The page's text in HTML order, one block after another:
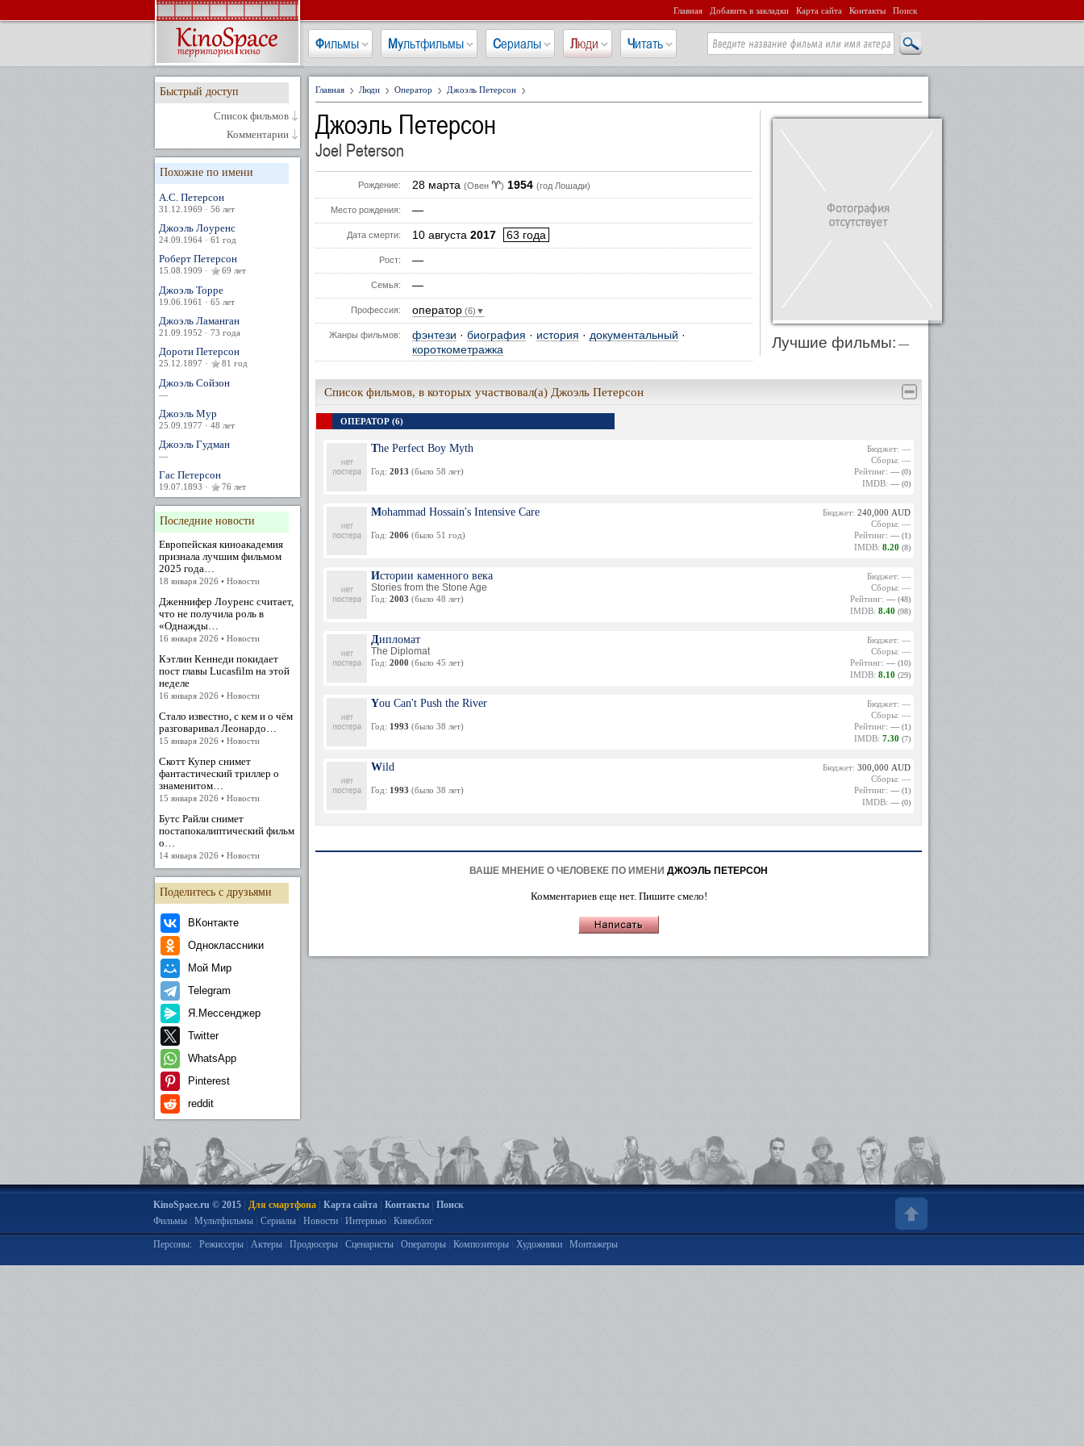
Главная Добавить в закладки Карта сайта Контакты Поиск
Фильмы Мультфильмы Сериалы Люди Читать
Быстрый доступ
Список фильмов
Комментарии
Похожие по имени
А.С. Петерсон
31.12.1969 · 56 лет
Джоэль Лоуренс
24.09.1964 · 61 год
Роберт Петерсон
15.08.1909 · 69 лет
Джоэль Торре
19.06.1961 · 65 лет
Джоэль Ламанган
21.09.1952 · 73 года
Дороти Петерсон
25.12.1897 · 81 год
Джоэль Сойзон
—
Джоэль Мур
25.09.1977 · 48 лет
Джоэль Гудман
—
Гас Петерсон
19.07.1893 · 76 лет
Последние новости
Европейская киноакадемия
признала лучшим фильмом
2025 года…
18 января 2026 • Новости
Дженнифер Лоуренс считает,
что не получила роль в
«Однажды…
16 января 2026 • Новости
Кэтлин Кеннеди покидает
пост главы Lucasfilm на этой
неделе
16 января 2026 • Новости
Стало известно, с кем и о чём
разговаривал Леонардо…
15 января 2026 • Новости
Скотт Купер снимет
фантастический триллер о
знаменитом…
15 января 2026 • Новости
Бутс Райли снимет
постапокалиптический фильм
о…
14 января 2026 • Новости
Поделитесь с друзьями
ВКонтакте
Одноклассники
Мой Мир
Telegram
Я.Мессенджер
Twitter
WhatsApp
Pinterest
reddit
Главная Люди Оператор Джоэль Петерсон
Джоэль Петерсон
Joel Peterson
Рождение: 28 марта (Овен ♈) 1954 (год Лошади)
Место рождения: —
Дата смерти: 10 августа 2017 63 года
Рост: —
Семья: —
Профессия: оператор (6)▼
Жанры фильмов: фэнтези · биография · история · документальный ·
короткометражка
Лучшие фильмы: —
Список фильмов, в которых участвовал(а) Джоэль Петерсон
ОПЕРАТОР (6)
The Perfect Boy Myth
Год: 2013 (было 58 лет)
Бюджет: —
Сборы: —
Рейтинг: — (0)
IMDB: — (0)
Mohammad Hossain's Intensive Care
Год: 2006 (было 51 год)
Бюджет: 240,000 AUD
Сборы: —
Рейтинг: — (1)
IMDB: 8.20 (8)
Истории каменного века
Stories from the Stone Age
Год: 2003 (было 48 лет)
Бюджет: —
Сборы: —
Рейтинг: — (48)
IMDB: 8.40 (98)
Дипломат
The Diplomat
Год: 2000 (было 45 лет)
Бюджет: —
Сборы: —
Рейтинг: — (10)
IMDB: 8.10 (29)
You Can't Push the River
Год: 1993 (было 38 лет)
Бюджет: —
Сборы: —
Рейтинг: — (1)
IMDB: 7.30 (7)
Wild
Год: 1993 (было 38 лет)
Бюджет: 300,000 AUD
Сборы: —
Рейтинг: — (1)
IMDB: — (0)
ВАШЕ МНЕНИЕ О ЧЕЛОВЕКЕ ПО ИМЕНИ ДЖОЭЛЬ ПЕТЕРСОН
Комментариев еще нет. Пишите смело!
KinoSpace.ru © 2015| Для смартфона| Карта сайта| Контакты| Поиск
Фильмы| Мультфильмы| Сериалы| Новости| Интервью| Киноблог
Персоны: Режиссеры| Актеры| Продюсеры| Сценаристы| Операторы| Композиторы| Художники| Монтажеры